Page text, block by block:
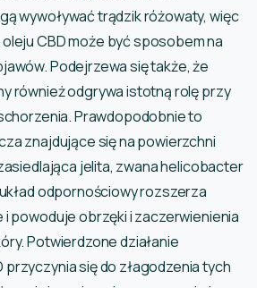
wywoływać trądzik różowaty, więc
CBD może być sposobem na
Podejrzewa się także, że
również odgrywa istotną rolę przy
Prawdopodobnie to
znajdujące się na powierzchni
jelita, zwana helicobacter
odpornościowy rozszerza
powoduje obrzęki i zaczerwienienia
Potwierdzone działanie
się do złagodzenia tych